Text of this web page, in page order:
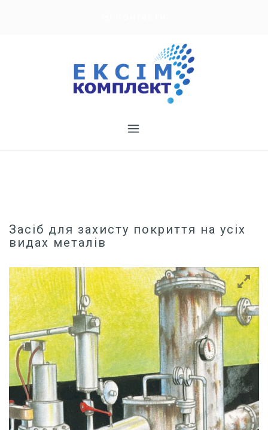
Засіб для захисту покриття на усіх
видах металів